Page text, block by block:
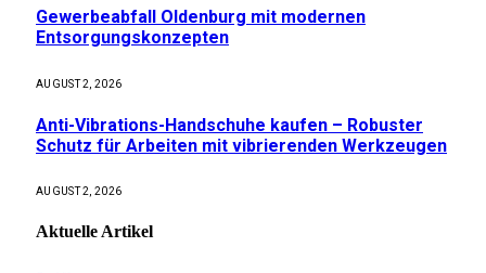
Gewerbeabfall Oldenburg mit modernen
Entsorgungskonzepten
AUGUST 2, 2026
Anti-Vibrations-Handschuhe kaufen – Robuster
Schutz für Arbeiten mit vibrierenden Werkzeugen
AUGUST 2, 2026
AktuelleArtikel